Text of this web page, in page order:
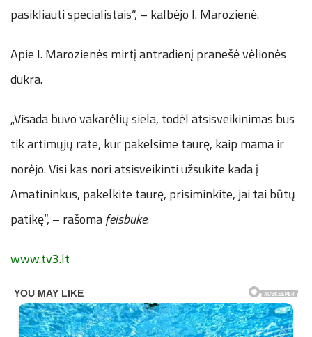
pasikliauti specialistais“, – kalbėjo I. Marozienė.
Apie I. Marozienės mirtį antradienį pranešė vėlionės
dukra.
„Visada buvo vakarėlių siela, todėl atsisveikinimas bus
tik artimųjų rate, kur pakelsime taurę, kaip mama ir
norėjo. Visi kas nori atsisveikinti užsukite kada į
Amatininkus, pakelkite taurę, prisiminkite, jai tai būtų
patikę“, – rašomafeisbuke.
www.tv3.lt